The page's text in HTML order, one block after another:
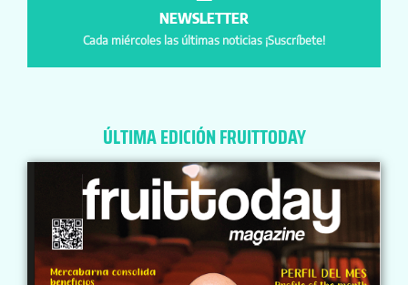
NEWSLETTER
Cada miércoles las últimas noticias ¡Suscríbete!
ÚLTIMA EDICIÓN FRUITTODAY